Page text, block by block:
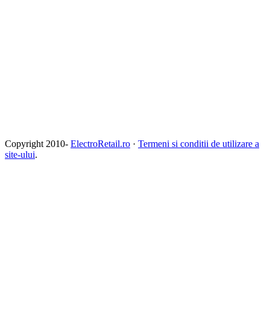
Copyright 2010- ElectroRetail.ro · Termeni si conditii de utilizare a
site-ului.